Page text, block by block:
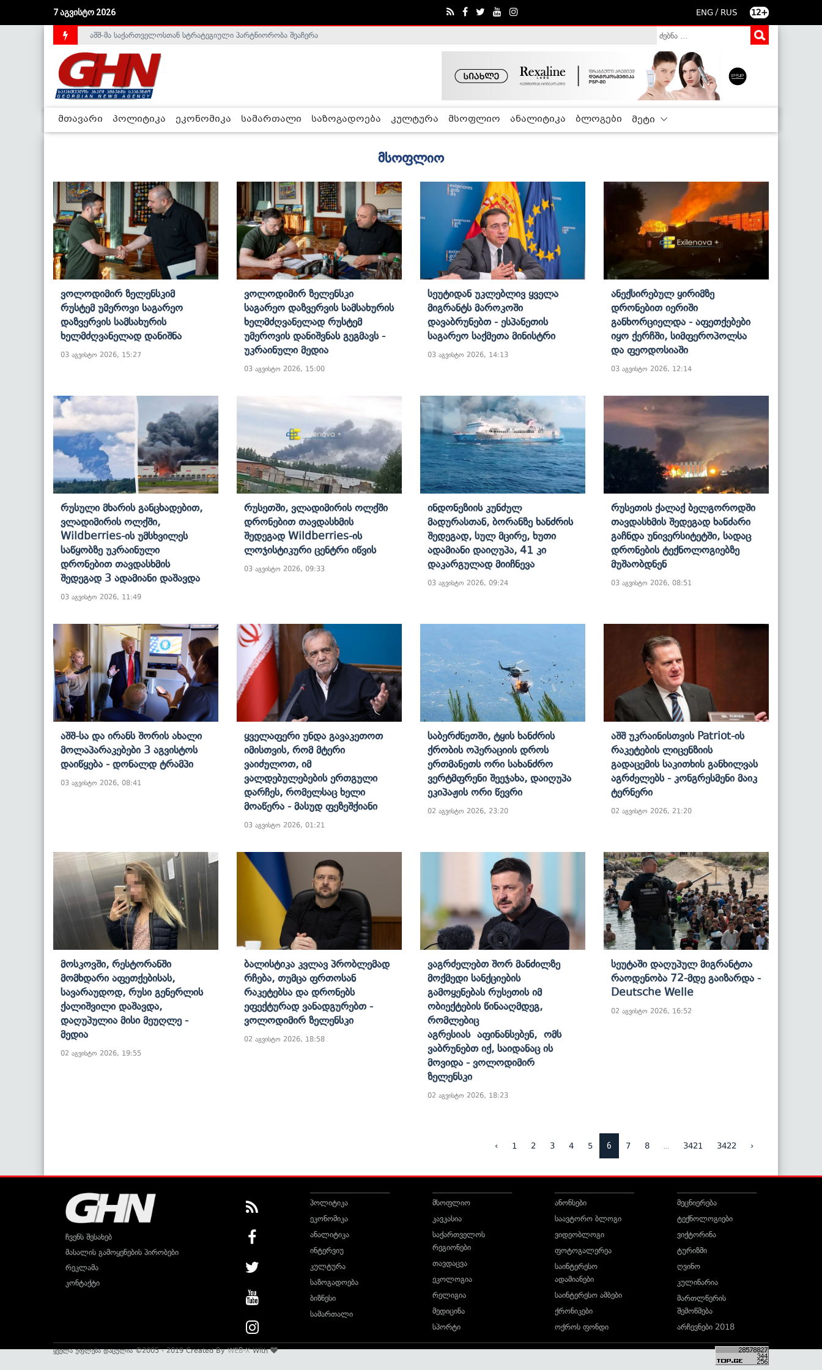
7 აგვისტო 2026 ENG / RUS 12+
აშშ-მა საქართველოსთან სტრატეგიული პარტნიორობა შეაჩერა
მთავარი პოლიტიკა ეკონომიკა სამართალი საზოგადოება კულტურა მსოფლიო ანალიტიკა ბლოგები მეტი
მსოფლიო
Ვოლოდიმირ Ზელენსკიმ
Რუსტემ Უმეროვი Საგარეო
Დაზვერვის Სამსახურის
Ხელმძღვანელად Დანიშნა
03 აგვისტო 2026, 15:27
Ვოლოდიმირ Ზელენსკი
Საგარეო Დაზვერვის Სამსახურის
Ხელმძღვანელად Რუსტემ
Უმეროვის Დანიშვნას Გეგმავს -
Უკრაინული Მედია
03 აგვისტო 2026, 15:00
Სეუტიდან Უკლებლივ Ყველა
Მიგრანტს Მაროკოში
Დავაბრუნებთ - Ესპანეთის
Საგარეო Საქმეთა Მინისტრი
03 აგვისტო 2026, 14:13
Ანექსირებულ Ყირიმზე
Დრონებით Იერიში
Განხორციელდა - Აფეთქებები
Იყო Ქერჩში, Სიმფეროპოლსა
Და Ფეოდოსიაში
03 აგვისტო 2026, 12:14
Რუსული Მხარის Განცხადებით,
Ვლადიმირის Ოლქში,
Wildberries-Ის Უმსხვილეს
Საწყობზე Უკრაინული
Დრონებით Თავდასხმის
Შედეგად 3 Ადამიანი Დაშავდა
03 აგვისტო 2026, 11:49
Რუსეთში, Ვლადიმირის Ოლქში
Დრონებით Თავდასხმის
Შედეგად Wildberries-Ის
Ლოჯისტიკური Ცენტრი Იწვის
03 აგვისტო 2026, 09:33
Ინდონეზიის Კუნძულ
Მადურასთან, Ბორანზე Ხანძრის
Შედეგად, Სულ Მცირე, Ხუთი
Ადამიანი Დაიღუპა, 41 Კი
Დაკარგულად Მიიჩნევა
03 აგვისტო 2026, 09:24
Რუსეთის Ქალაქ Ბელგოროდში
Თავდასხმის Შედეგად Ხანძარი
Გაჩნდა Უნივერსიტეტში, Სადაც
Დრონების Ტექნოლოგიებზე
Მუშაობდნენ
03 აგვისტო 2026, 08:51
Აშშ-Სა Და Ირანს Შორის Ახალი
Მოლაპარაკებები 3 Აგვისტოს
Დაიწყება - Დონალდ Ტრამპი
03 აგვისტო 2026, 08:41
Ყველაფერი Უნდა Გავაკეთოთ
Იმისთვის, Რომ Მტერი
Ვაიძულოთ, Იმ
Ვალდებულებების Ერთგული
Დარჩეს, Რომელსაც Ხელი
Მოაწერა - Მასუდ Ფეზეშქიანი
03 აგვისტო 2026, 01:21
Საბერძნეთში, Ტყის Ხანძრის
Ქრობის Ოპერაციის Დროს
Ერთმანეთს Ორი Სახანძრო
Ვერტმფრენი Შეეჯახა, Დაიღუპა
Ეკიპაჟის Ორი Წევრი
02 აგვისტო 2026, 23:20
Აშშ Უკრაინისთვის Patriot-Ის
Რაკეტების Ლიცენზიის
Გადაცემის Საკითხის Განხილვას
Აგრძელებს - Კონგრესმენი Მაიკ
Ტერნერი
02 აგვისტო 2026, 21:20
Მოსკოვში, Რესტორანში
Მომხდარი Აფეთქებისას,
Სავარაუდოდ, Რუსი Გენერლის
Ქალიშვილი Დაშავდა,
Დაღუპულია Მისი Მეუღლე -
Მედია
02 აგვისტო 2026, 19:55
Ბალისტიკა Კვლავ Პრობლემად
Რჩება, Თუმცა Ფრთოსან
Რაკეტებსა Და Დრონებს
Ეფექტურად Ვანადგურებთ -
Ვოლოდიმირ Ზელენსკი
02 აგვისტო 2026, 18:58
Ვაგრძელებთ Შორ Მანძილზე
Მოქმედი Სანქციების
Გამოყენებას Რუსეთის Იმ
Ობიექტების Წინააღმდეგ,
Რომლებიც
Აგრესიას Აფინანსებენ, Ომს
Ვაბრუნებთ Იქ, Საიდანაც Ის
Მოვიდა - Ვოლოდიმირ
Ზელენსკი
02 აგვისტო 2026, 18:23
Სეუტაში Დაღუპულ Მიგრანტთა
Რაოდენობა 72-Მდე Გაიზარდა -
Deutsche Welle
02 აგვისტო 2026, 16:52
‹ 1 2 3 4 5 6 7 8 3421 3422 ›
ჩვენს შესახებ
მასალის გამოყენების პირობები
რეკლამა
კონტაქტი
პოლიტიკა
ეკონომიკა
ანალიტიკა
ინტერვიუ
კულტურა
საზოგადოება
ბიზნესი
სამართალი
მსოფლიო
კავკასია
საქართველოს
რეგიონები
თავდაცვა
ეკოლოგია
რელიგია
მედიცინა
სპორტი
ანონსები
საავტორო ბლოგი
ვიდეობლოგი
ფოტოგალერეა
საინტერესო
ადამიანები
საინტერესო ამბები
ქრონიკები
ოქროს ფონდი
მეცნიერება
ტექნოლოგიები
ვიქტორინა
ტურიზმი
ღვინო
კულინარია
მართლწერის
შემოწმება
არჩევნები 2018
ყველა უფლება დაცულია ©2005 - 2019 Created ByWEB-XWith